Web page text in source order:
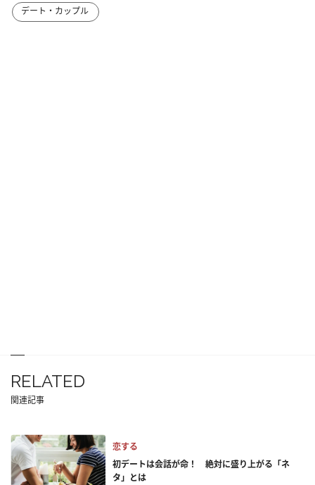
デート・カップル
RELATED
関連記事
恋する
初デートは会話が命！ 絶対に盛り上がる「ネ
タ」とは